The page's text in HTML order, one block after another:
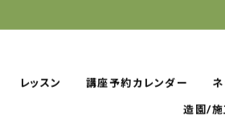
レッスン 講座予約カレンダー
造園/施